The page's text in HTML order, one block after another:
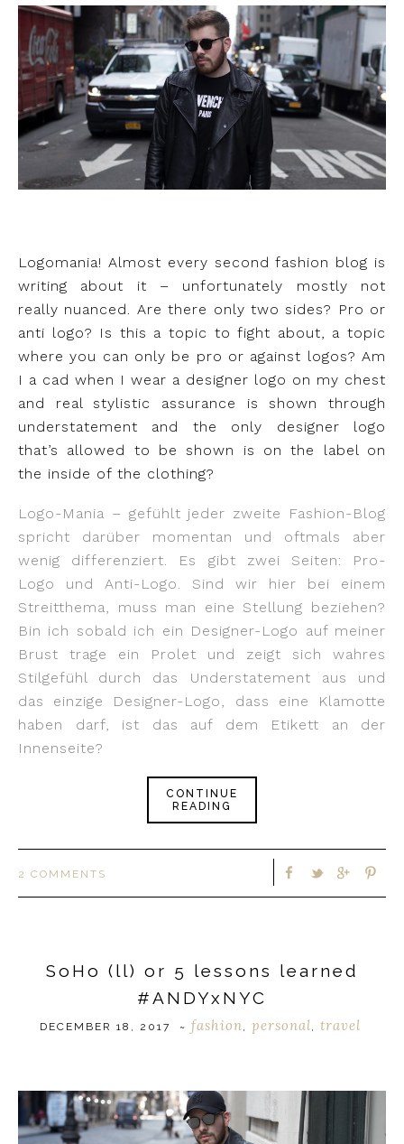
Logomania! Almost every second fashion blog is
writing about it – unfortunately mostly not
really nuanced. Are there only two sides? Pro or
anti logo? Is this a topic to fight about, a topic
where you can only be pro or against logos? Am
I a cad when I wear a designer logo on my chest
and real stylistic assurance is shown through
understatement and the only designer logo
that’s allowed to be shown is on the label on
the inside of the clothing?
Logo-Mania – gefühlt jeder zweite Fashion-Blog
spricht darüber momentan und oftmals aber
wenig differenziert. Es gibt zwei Seiten: Pro-
Logo und Anti-Logo. Sind wir hier bei einem
Streitthema, muss man eine Stellung beziehen?
Bin ich sobald ich ein Designer-Logo auf meiner
Brust trage ein Prolet und zeigt sich wahres
Stilgefühl durch das Understatement aus und
das einzige Designer-Logo, dass eine Klamotte
haben darf, ist das auf dem Etikett an der
Innenseite?
CONTINUE
READING
2 COMMENTS
SoHo (ll) or 5 lessons learned
#ANDYxNYC
DECEMBER 18, 2017 ~ fashion, personal, travel